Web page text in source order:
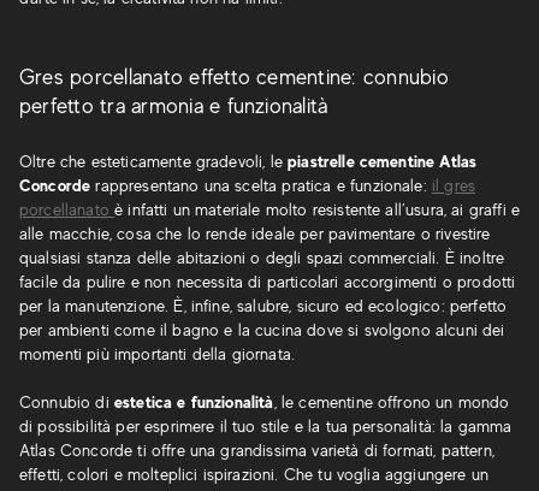
Gres porcellanato effetto cementine: connubio
perfetto tra armonia e funzionalità
Oltre che esteticamente gradevoli, lepiastrelle cementine Atlas
Concorde rappresentano una scelta pratica e funzionale: il gres
porcellanatoè infatti un materiale molto resistente all’usura, ai graffi e
alle macchie, cosa che lo rende ideale per pavimentare o rivestire
qualsiasi stanza delle abitazioni o degli spazi commerciali. È inoltre
facile da pulire e non necessita di particolari accorgimenti o prodotti
per la manutenzione. È, infine, salubre, sicuro ed ecologico: perfetto
per ambienti come il bagno e la cucina dove si svolgono alcuni dei
momenti più importanti della giornata.
Connubio di estetica e funzionalità , le cementine offrono un mondo
di possibilità per esprimere il tuo stile e la tua personalità: la gamma
Atlas Concorde ti offre una grandissima varietà di formati, pattern,
effetti, colori e molteplici ispirazioni. Che tu voglia aggiungere un